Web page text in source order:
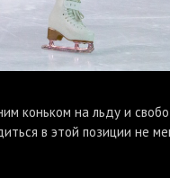
коньком на льду и
в этой позиции не